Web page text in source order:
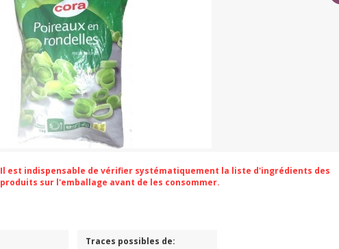
Il est indispensable de vérifier systématiquement la liste d'ingrédients des
produits sur l'emballage avant de les consommer.
Traces possibles de: